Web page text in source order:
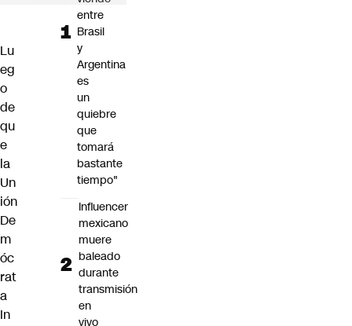
Lu
eg
o
de
qu
e
la
Un
ión
De
m
óc
rat
a
In
entre
Brasil
y
Argentina
es
un
quiebre
que
tomará
bastante
tiempo"
Influencer
mexicano
muere
baleado
durante
transmisión
en
vivo